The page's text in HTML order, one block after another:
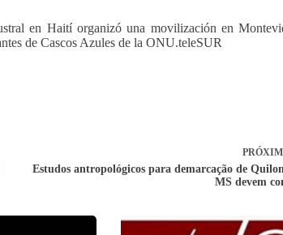
en Haití organizó una movilización en
de Cascos Azules de la ONU.teleSUR
Estudos antropológicos para demarcação de
MS devem